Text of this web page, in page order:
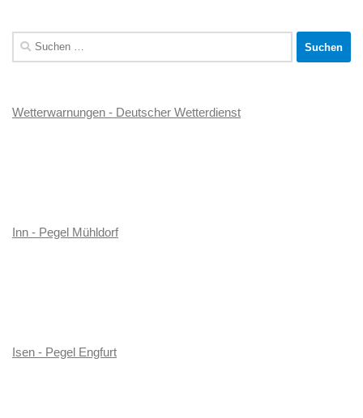
Suchen
nach:
Wetterwarnungen - Deutscher Wetterdienst
Inn - Pegel Mühldorf
Isen - Pegel Engfurt